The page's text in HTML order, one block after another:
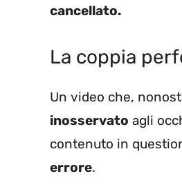
cancellato.
La coppia
Un video che,
inosservato agli
contenuto in
errore.